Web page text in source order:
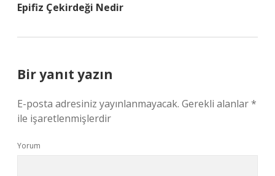
Epifiz Çekirdeği Nedir
Bir yanıt yazın
E-posta adresiniz yayınlanmayacak. Gerekli alanlar*
ile işaretlenmişlerdir
Yorum